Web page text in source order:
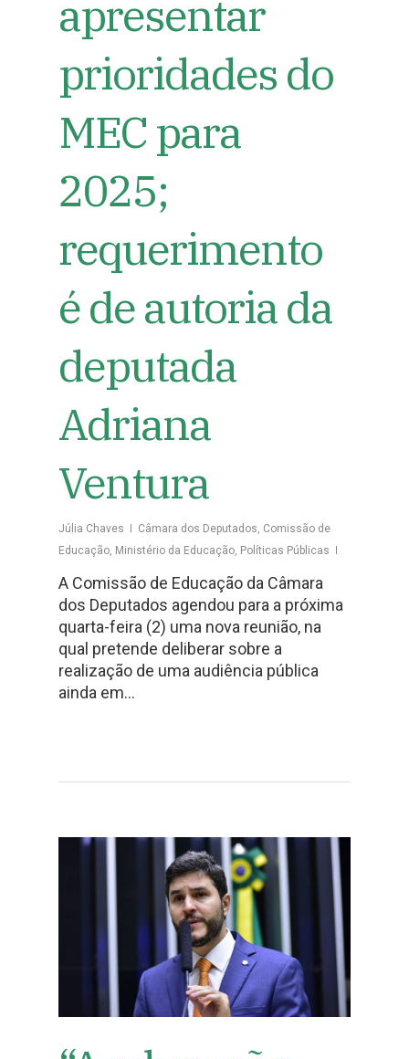
apresentar
prioridades do
MEC para
2025;
requerimento
é de autoria da
deputada
Adriana
Ventura
Júlia Chaves Câmara dos Deputados, Comissão de
Educação, Ministério da Educação, Políticas Públicas
A Comissão de Educação da Câmara
dos Deputados agendou para a próxima
quarta-feira (2) uma nova reunião, na
qual pretende deliberar sobre a
realização de uma audiência pública
ainda em…